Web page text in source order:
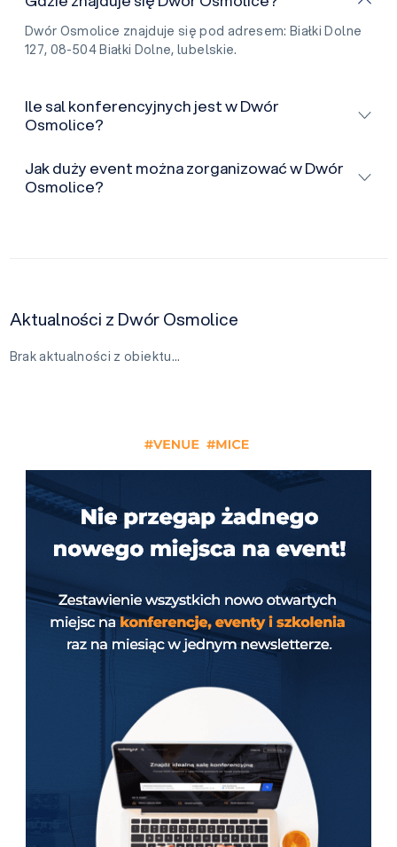
Dwór Osmolice znajduje się pod adresem: Białki Dolne
127, 08-504 Białki Dolne, lubelskie.
Ile sal konferencyjnych jest w Dwór
Osmolice?
Jak duży event można zorganizować w Dwór
Osmolice?
Aktualności z Dwór Osmolice
Brak aktualności z obiektu…